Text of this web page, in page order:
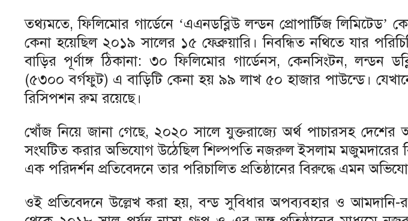
তথ্যমতে, ফিলিমোর গার্ডেনে ‘এএনডব্লিউ লন্ডন প্রোপার্টিজ লিমিটেড’
কেনা হয়েছিল ২০১৯ সালের ১৫ ফেব্রুয়ারি। নিবন্ধিত নথিতে যার
বাড়ির পূর্ণাঙ্গ ঠিকানা: ৩০ ফিলিমোর গার্ডেনস, কেনসিংটন, লন্ডন
(৫৩০০ বর্গফুট) এ বাড়িটি কেনা হয় ৯৯ লাখ ৫০ হাজার পাউন্ডে।
রিসিপশন রুম রয়েছে।
খোঁজ নিয়ে জানা গেছে, ২০২০ সালে যুক্তরাজ্যে অর্থ পাচারসহ দেশের
সংঘটিত করার অভিযোগ উঠেছিল শিল্পপতি নজরুল ইসলাম মজুমদারের
এক পরিদর্শন প্রতিবেদনে তার পরিচালিত প্রতিষ্ঠানের বিরুদ্ধে এমন
ওই প্রতিবেদনে উল্লেখ করা হয়, বন্ড সুবিধার অপব্যবহার ও আমদানি-